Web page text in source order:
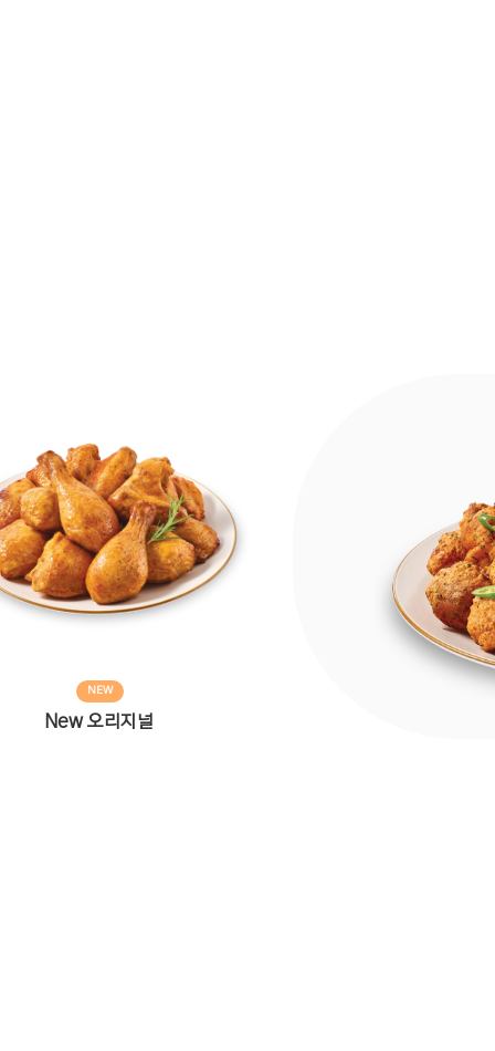
NEW
New 오리지널